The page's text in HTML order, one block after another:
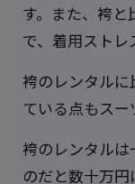
す。また、袴
で、着用ストレ
袴のレンタル
ている点もスー
袴のレンタル
のだと数十万円